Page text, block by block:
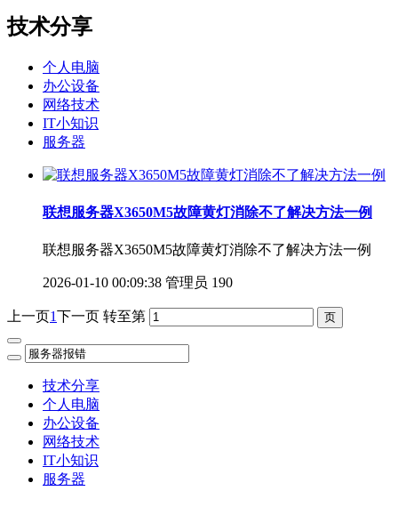
技术分享
个人电脑
办公设备
网络技术
IT小知识
服务器
联想服务器X3650M5故障黄灯消除不了解决方法一例
联想服务器X3650M5故障黄灯消除不了解决方法一例
2026-01-10 00:09:38 管理员 190
上一页1下一页 转至第
技术分享
个人电脑
办公设备
网络技术
IT小知识
服务器